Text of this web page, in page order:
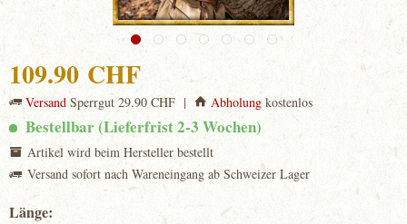
109.90 CHF
Versand Sperrgut 29.90 CHF | Abholung kostenlos
Bestellbar (Lieferfrist 2-3 Wochen)
Artikel wird beim Hersteller bestellt
Versand sofort nach Wareneingang ab Schweizer Lager
Länge: